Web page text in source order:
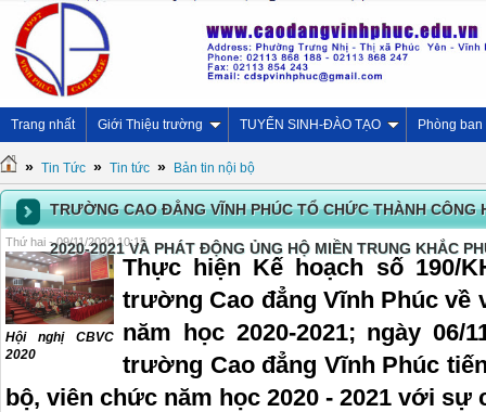
Trang nhất Giới Thiệu trường TUYỂN SINH-ĐÀO TẠO Phòng ban
» Tin Tức » Tin tức » Bản tin nội bộ
TRƯỜNG CAO ĐẲNG VĨNH PHÚC TỔ CHỨC THÀNH CÔNG
2020-2021 VÀ PHÁT ĐỘNG ỦNG HỘ MIỀN TRUNG KHẮC
Thứ hai - 09/11/2020 10:15
Hội nghị CBVC
2020
Thực hiện Kế hoạch số 190/
trường Cao đẳng Vĩnh Phúc về
năm học 2020-2021; ngày
trường Cao đẳng Vĩnh Phúc
bộ, viên chức năm học 2020 - 2021 với sự